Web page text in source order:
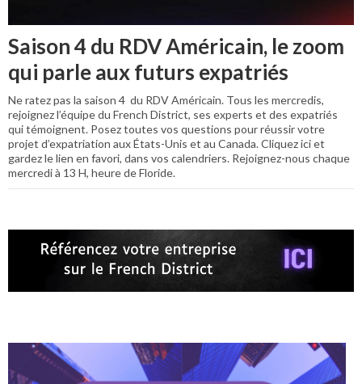
Saison 4 du RDV Américain, le zoom
qui parle aux futurs expatriés
Ne ratez pas la saison 4 du RDV Américain. Tous les mercredis,
rejoignez l’équipe du French District, ses experts et des expatriés
qui témoignent. Posez toutes vos questions pour réussir votre
projet d’expatriation aux États-Unis et au Canada. Cliquez ici et
gardez le lien en favori, dans vos calendriers. Rejoignez-nous chaque
mercredi à 13 H, heure de Floride.